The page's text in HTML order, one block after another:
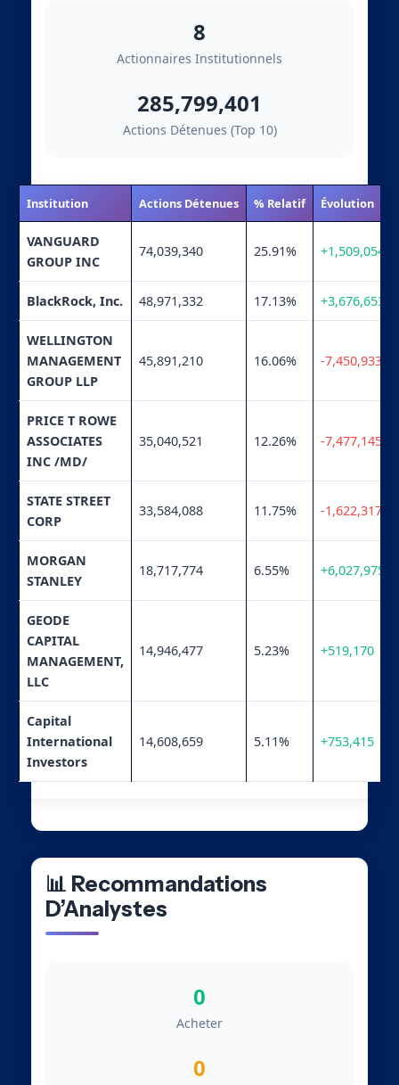
8
Actionnaires Institutionnels
285,799,401
Actions Détenues (Top 10)
Institution Actions Détenues % Relatif Évolution
VANGUARD
GROUP INC
74,039,340 25.91% +1,509,054
BlackRock, Inc. 48,971,332 17.13% +3,676,653
WELLINGTON
MANAGEMENT
GROUP LLP
45,891,210 16.06% -7,450,933
PRICE T ROWE
ASSOCIATES
INC /MD/
35,040,521 12.26% -7,477,145
STATE STREET
CORP
33,584,088 11.75% -1,622,317
MORGAN
STANLEY
18,717,774 6.55% +6,027,975
GEODE
CAPITAL
MANAGEMENT,
LLC
14,946,477 5.23% +519,170
Capital
International
Investors
14,608,659 5.11% +753,415
📊 Recommandations
D’Analystes
0
Acheter
0